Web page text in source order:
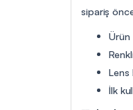
sipariş
Ürün
Lens
İlk